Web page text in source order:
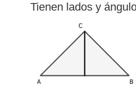
Tienen lados y